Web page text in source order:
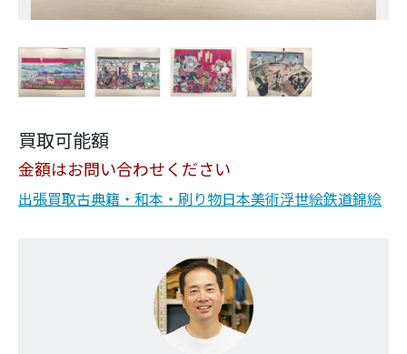
買取可能額
金額はお問い合わせください
出張買取古典籍・和本・刷り物日本美術浮世絵鉄道錦絵